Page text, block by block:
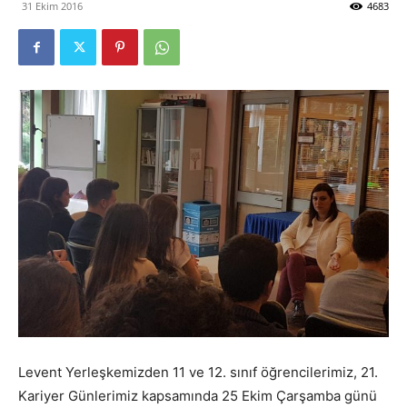
31 Ekim 2016 4683
Levent Yerleşkemizden 11 ve 12. sınıf öğrencilerimiz, 21.
Kariyer Günlerimiz kapsamında 25 Ekim Çarşamba günü